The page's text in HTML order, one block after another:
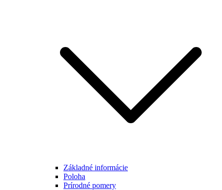
Základné informácie
Poloha
Prírodné pomery